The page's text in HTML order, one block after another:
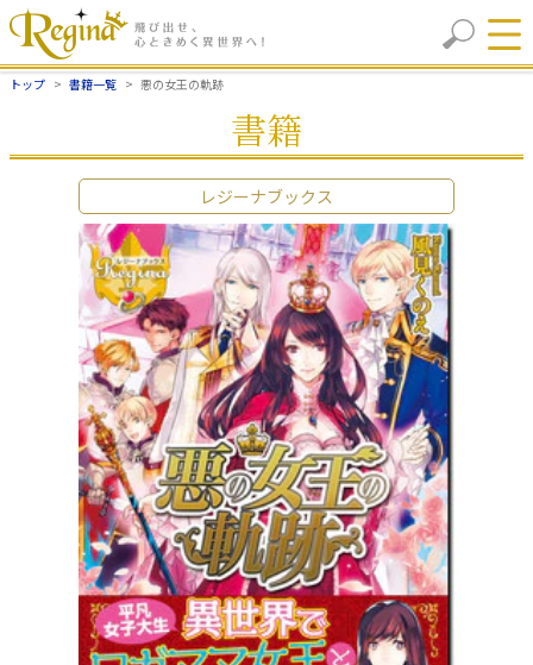
トップ 書籍一覧 悪の女王の軌跡
書籍
レジーナブックス